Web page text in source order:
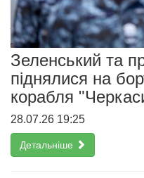
Зеленський та
піднялися на
корабля
28.07.26 19:25
Детальніше